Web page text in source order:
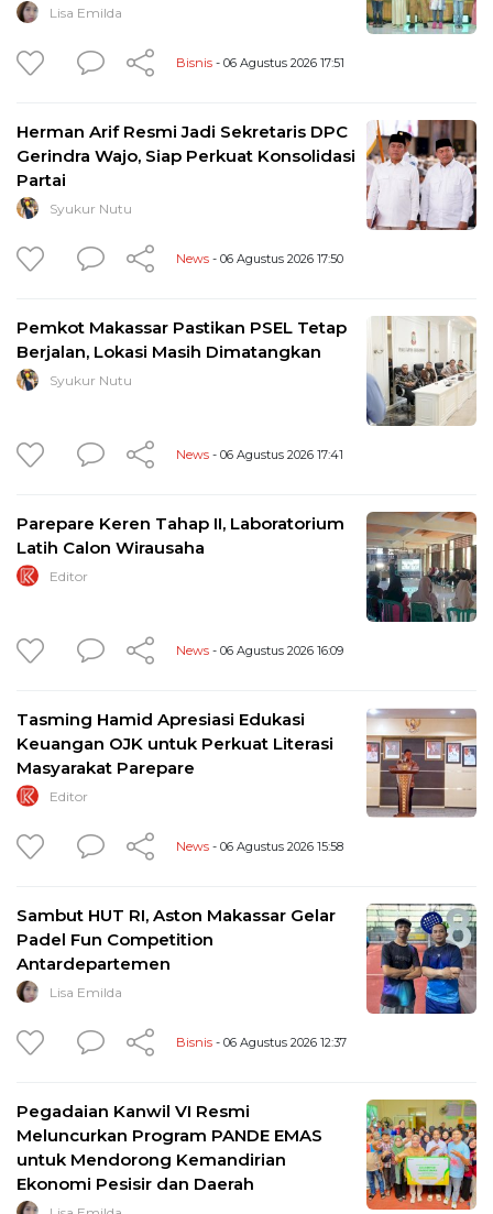
Lisa Emilda
Bisnis - 06 Agustus 2026 17:51
Herman Arif Resmi Jadi Sekretaris DPC
Gerindra Wajo, Siap Perkuat Konsolidasi
Partai
Syukur Nutu
News - 06 Agustus 2026 17:50
Pemkot Makassar Pastikan PSEL Tetap
Berjalan, Lokasi Masih Dimatangkan
Syukur Nutu
News - 06 Agustus 2026 17:41
Parepare Keren Tahap II, Laboratorium
Latih Calon Wirausaha
Editor
News - 06 Agustus 2026 16:09
Tasming Hamid Apresiasi Edukasi
Keuangan OJK untuk Perkuat Literasi
Masyarakat Parepare
Editor
News - 06 Agustus 2026 15:58
Sambut HUT RI, Aston Makassar Gelar
Padel Fun Competition
Antardepartemen
Lisa Emilda
Bisnis - 06 Agustus 2026 12:37
Pegadaian Kanwil VI Resmi
Meluncurkan Program PANDE EMAS
untuk Mendorong Kemandirian
Ekonomi Pesisir dan Daerah